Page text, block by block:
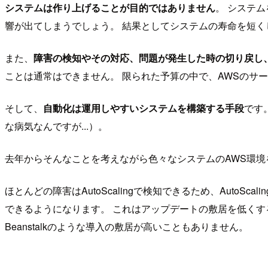
システムは作り上げることが目的ではありません。 システ
響が出てしまうでしょう。 結果としてシステムの寿命を短
また、 障害の検知やその対応、問題が発生した時の切り戻
ことは通常はできません。 限られた予算の中で、AWSのサ
そして、 自動化は運用しやすいシステムを構築する手段です
な病気なんですが...）。
去年からそんなことを考えながら色々なシステムのAWS環
ほとんどの障害はAutoScalingで検知できるため、
できるようになります。 これはアップデートの敷居を低く
Beanstalkのような導入の敷居が高いこともありません。